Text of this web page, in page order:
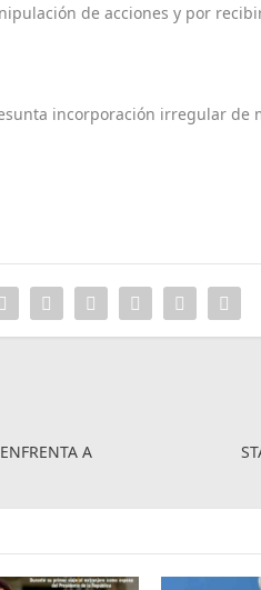
de acciones y por
incorporación irregular de
A